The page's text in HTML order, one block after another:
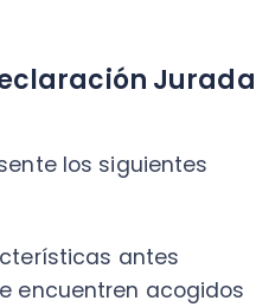
(SII) sobre lo
a los
al que se
que se
uno declarar e